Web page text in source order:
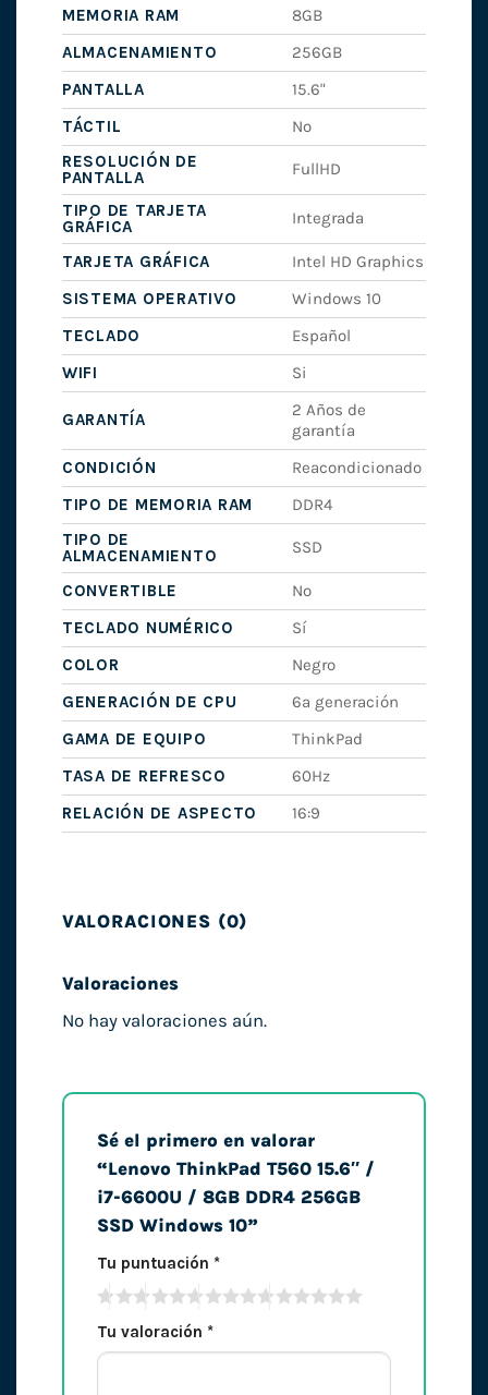
MEMORIA RAM
8GB
ALMACENAMIENTO
256GB
PANTALLA
15.6"
TÁCTIL
No
RESOLUCIÓN DE
PANTALLA
FullHD
TIPO DE TARJETA
GRÁFICA
Integrada
TARJETA GRÁFICA
Intel HD Graphics
SISTEMA OPERATIVO
Windows 10
TECLADO
Español
WIFI
Si
GARANTÍA
2 Años de
garantía
CONDICIÓN
Reacondicionado
TIPO DE MEMORIA RAM
DDR4
TIPO DE
ALMACENAMIENTO
SSD
CONVERTIBLE
No
TECLADO NUMÉRICO
Sí
COLOR
Negro
GENERACIÓN DE CPU
6ª generación
GAMA DE EQUIPO
ThinkPad
TASA DE REFRESCO
60Hz
RELACIÓN DE ASPECTO
16:9
VALORACIONES (0)
Valoraciones
No hay valoraciones aún.
Sé el primero en valorar
“Lenovo ThinkPad T560 15.6″ /
i7-6600U / 8GB DDR4 256GB
SSD Windows 10”
Tu puntuación *
Tu valoración *